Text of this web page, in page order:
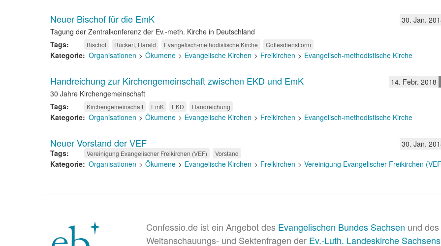
30. Jan.
Neuer Bischof für die EmK
Tagung der Zentralkonferenz der Ev.-meth. Kirche in Deutschland
Tags
Bischof Rückert, Harald Evangelisch-methodistische Kirche Gottesdienstform
Kategorie Organisationen Ökumene Evangelische Kirchen Freikirchen Evangelisch-methodistische Kirche
14. Febr. 2018
Handreichung zur Kirchengemeinschaft zwischen EKD und EmK
30 Jahre Kirchengemeinschaft
Tags
Kirchengemeinschaft EmK EKD Handreichung
Kategorie Organisationen Ökumene Evangelische Kirchen Freikirchen Evangelisch-methodistische Kirche
30. Jan.
Neuer Vorstand der VEF
Tags Vereinigung Evangelischer Freikirchen (VEF) Vorstand
Kategorie Organisationen Ökumene Evangelische Kirchen Freikirchen Vereinigung Evangelischer Freikirchen
Confessio.de ist ein Angebot des Evangelischen Bundes Sachsen und
Weltanschauungs- und Sektenfragen der Ev.-Luth. Landeskirche Sachsens